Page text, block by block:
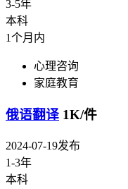
3-5年
本科
1个月内
心理咨询
家庭教育
俄语翻译 1K/件
2024-07-19发布
1-3年
本科